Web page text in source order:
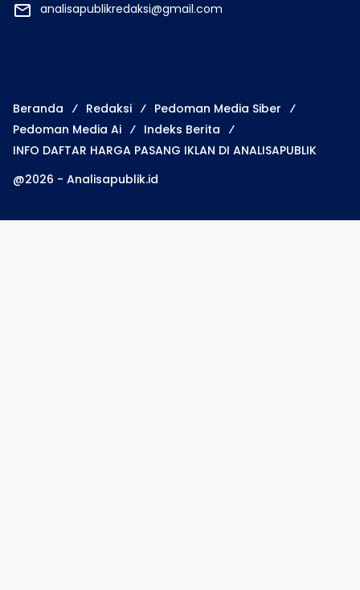
analisapublikredaksi@gmail.com
Beranda Redaksi
Pedoman Media Siber
Pedoman Media Ai
Indeks Berita
INFO DAFTAR HARGA PASANG IKLAN DI ANALISAPUBLIK
@2026 - Analisapublik.id